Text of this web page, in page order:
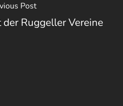
Post
Ruggeller Vereine